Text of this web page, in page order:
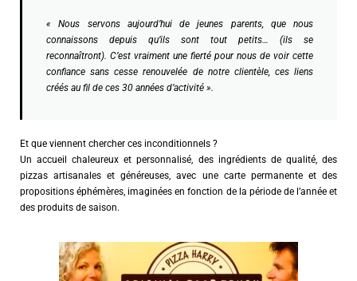
« Nous servons aujourd’hui de jeunes parents, que nous
connaissons depuis qu’ils sont tout petits… (ils se
reconnaîtront). C’est vraiment une fierté pour nous de voir cette
confiance sans cesse renouvelée de notre clientèle, ces liens
créés au fil de ces 30 années d’activité ».
Et que viennent chercher ces inconditionnels ?
Un accueil chaleureux et personnalisé, des ingrédients de qualité, des
pizzas artisanales et généreuses, avec une carte permanente et des
propositions éphémères, imaginées en fonction de la période de l’année et
des produits de saison.